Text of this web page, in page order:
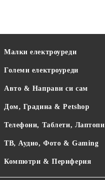
Малки електроуреди
Големи електроуреди
Авто & Направи си сам
Дом, Градина & Petshop
Телефони, Таблети, Лаптопи
ТВ, Аудио, Фото & Gaming
Компютри & Периферия